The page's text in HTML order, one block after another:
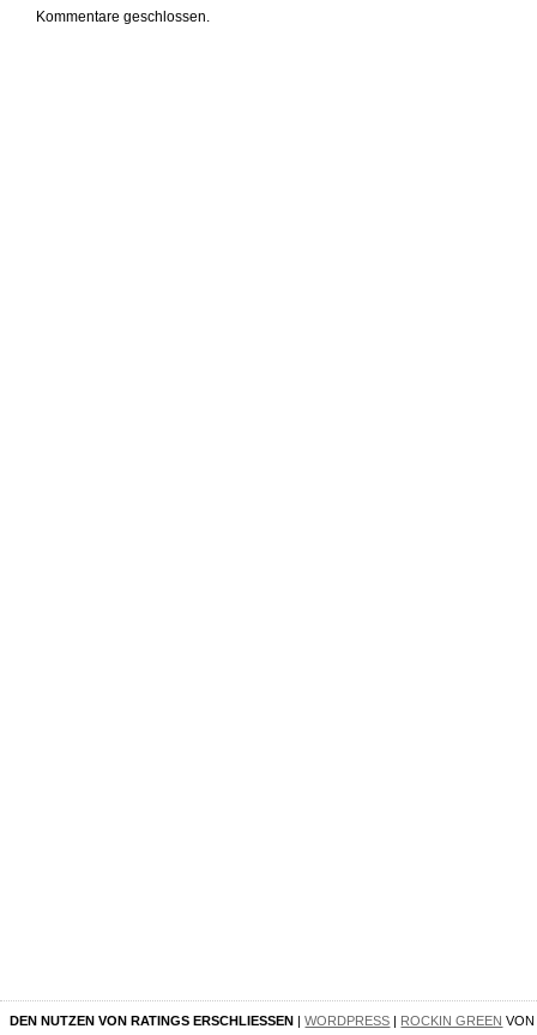
Kommentare geschlossen.
DEN NUTZEN VON RATINGS ERSCHLIESSEN |WORDPRESS | ROCKIN GREEN